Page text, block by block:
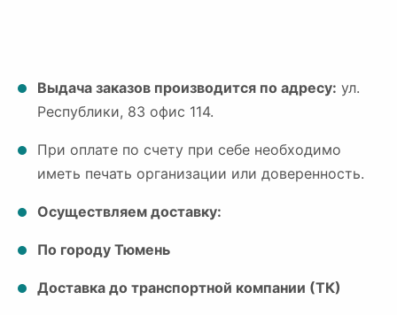
Выдача заказов производится по адресу: ул.
Республики, 83 офис 114.
При оплате по счету при себе необходимо
иметь печать организации или доверенность.
Осуществляем доставку:
По городу Тюмень
Доставка до транспортной компании (ТК)